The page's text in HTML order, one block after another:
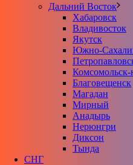
Дальний Восток
Хабаровск
Владивосток
Якутск
Южно-
Благовещенск
Магадан
Мирный
Анадырь
Нерюнгри
Диксон
Тында
СНГ